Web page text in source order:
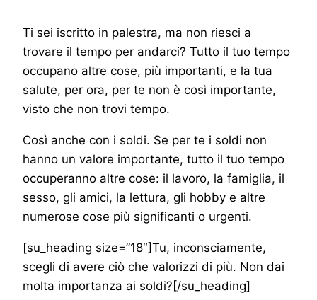
Ti sei iscritto in palestra, ma non riesci a
trovare il tempo per andarci? Tutto il tuo tempo
occupano altre cose, più importanti, e la tua
salute, per ora, per te non è così importante,
visto che non trovi tempo.
Così anche con i soldi. Se per te i soldi non
hanno un valore importante, tutto il tuo tempo
occuperanno altre cose: il lavoro, la famiglia, il
sesso, gli amici, la lettura, gli hobby e altre
numerose cose più significanti o urgenti.
[su_heading size=”18″]Tu, inconsciamente,
scegli di avere ciò che valorizzi di più. Non dai
molta importanza ai soldi?[/su_heading]